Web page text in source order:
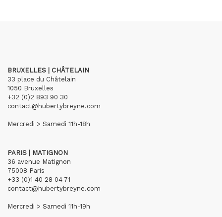
BRUXELLES | CHÂTELAIN
33 place du Châtelain
1050 Bruxelles
+32 (0)2 893 90 30
contact@hubertybreyne.com
Mercredi > Samedi 11h-18h
PARIS | MATIGNON
36 avenue Matignon
75008 Paris
+33 (0)1 40 28 04 71
contact@hubertybreyne.com
Mercredi > Samedi 11h-19h